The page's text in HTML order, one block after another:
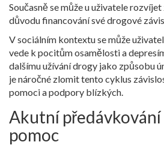
Současně se může u uživatele
důvodu financování své drogové
V sociálním kontextu se může
vede k pocitům osamělosti a
dalšímu užívání drogy jako způsobu
je náročné zlomit tento cyklus
pomoci a podpory blízkých.
Akutní předávkování
pomoc